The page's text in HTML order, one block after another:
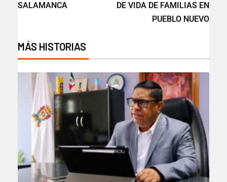
SALAMANCA
DE VIDA DE FAMILIAS EN
PUEBLO NUEVO
MÁS HISTORIAS